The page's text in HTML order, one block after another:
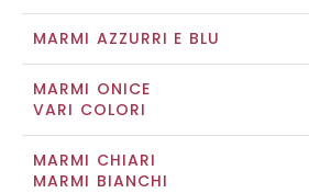
MARMI AZZURRI E BLU
MARMI ONICE
VARI COLORI
MARMI CHIARI
MARMI BIANCHI